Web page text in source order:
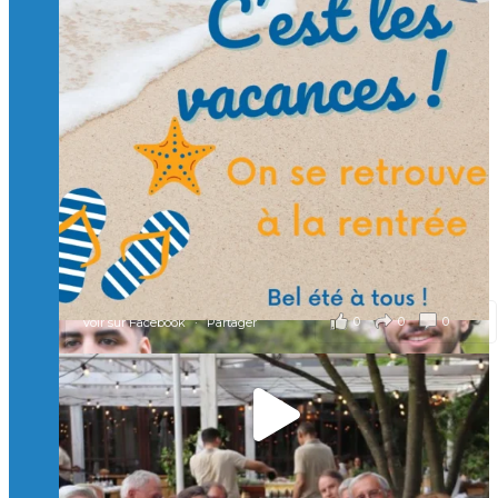
Charger plus Suivre sur Instagram
🙏 Soutenez l’Isep via la taxe d’apprentissage 2026
et contribuons ensemble à former les générations
d’ingénieurs de demain. 🙏
Merci à tous !
🎯 Taxe d’apprentissage 2026 : avec l'Isep, investissez pour
un numérique au service de l'humain !
À l’Isep, nous formons des ingénieurs, des bachelors, des
Mastères Spécialisés, qui allient excellence technologique et
valeurs humaines, au cœur de notre pro
...Voir plus
il y a 2 mois
0 0 0
Voir sur Facebook · Partager
🚀Afterwork à Genève 🚀
🥳 Le 22 avril dernier, 14 Alumni vivant / travaillant
en Suisse ont partagé un moment convivial de
retrouvailles et d'échanges !